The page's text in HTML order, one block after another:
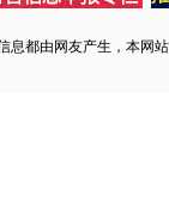
息都由网友产生，本网